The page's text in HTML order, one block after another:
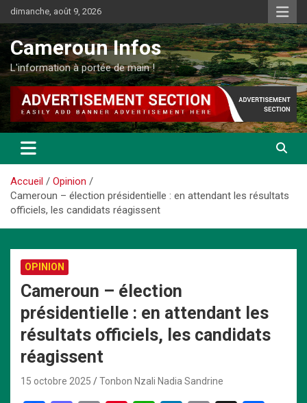
Aller
au
contenu
dimanche, août 9, 2026
Cameroun Infos
L'information à portée de main !
Accueil
Opinion
Cameroun – élection présidentielle : en attendant les résultats
officiels, les candidats réagissent
OPINION
Cameroun – élection
présidentielle : en attendant les
résultats officiels, les candidats
réagissent
15 octobre 2025 Tonbon Nzali Nadia Sandrine